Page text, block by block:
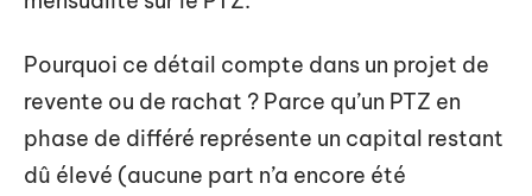
Pourquoi ce détail compte dans un projet de
revente ou de rachat ? Parce qu’un PTZ en
phase de différé représente un capital restant
dû élevé (aucune part n’a encore été